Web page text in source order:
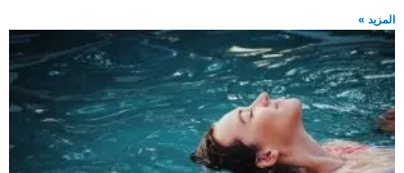
المزيد »